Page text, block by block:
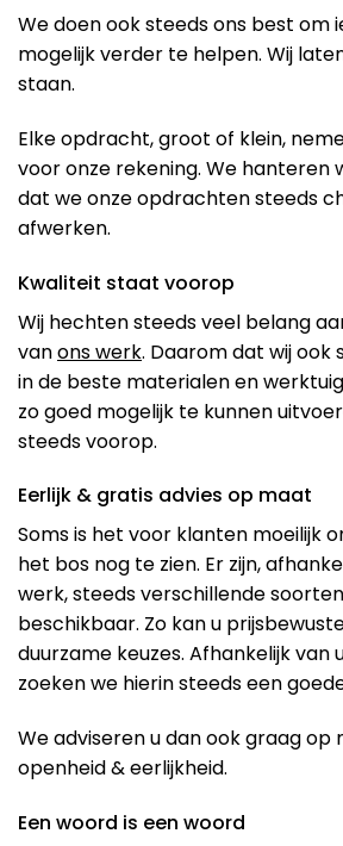
We doen ook steeds ons best om
mogelijk verder te helpen. Wij
staan.
Elke opdracht, groot of klein,
voor onze rekening. We hanteren
dat we onze opdrachten steeds
afwerken.
Kwaliteit staat voorop
Wij hechten steeds veel belang
vanons werk. Daarom dat wij ook
in de beste materialen en
zo goed mogelijk te kunnen
steeds voorop.
Eerlijk & gratis advies op maat
Soms is het voor klanten moeilijk
het bos nog te zien. Er zijn,
werk, steeds verschillende
beschikbaar. Zo kan u
duurzame keuzes. Afhankelijk van
zoeken we hierin steeds een
We adviseren u dan ook graag op
openheid & eerlijkheid.
Een woord is een woord